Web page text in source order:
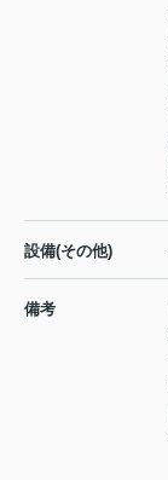
設備(その他)
備考